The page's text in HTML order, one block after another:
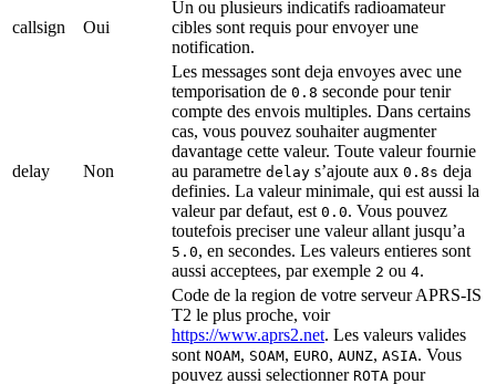
callsign Oui
Un ou plusieurs indicatifs radioamateur
cibles sont requis pour envoyer une
notification.
delay Non
Les messages sont deja envoyes avec une
temporisation de 0.8 seconde pour tenir
compte des envois multiples. Dans certains
cas, vous pouvez souhaiter augmenter
davantage cette valeur. Toute valeur fournie
au parametre delay s’ajoute aux 0.8s deja
definies. La valeur minimale, qui est aussi la
valeur par defaut, est 0.0. Vous pouvez
toutefois preciser une valeur allant jusqu’a
5.0, en secondes. Les valeurs entieres sont
aussi acceptees, par exemple 2 ou 4.
Code de la region de votre serveur APRS-IS
T2 le plus proche, voir
https://www.aprs2.net. Les valeurs valides
sont NOAM, SOAM, EURO, AUNZ, ASIA. Vous
pouvez aussi selectionner ROTA pour